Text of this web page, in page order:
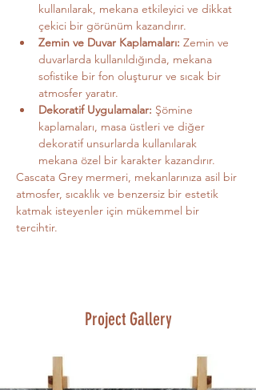
kullanılarak, mekana etkileyici ve dikkat
çekici bir görünüm kazandırır.
Zemin ve Duvar Kaplamaları: Zemin ve
duvarlarda kullanıldığında, mekana
sofistike bir fon oluşturur ve sıcak bir
atmosfer yaratır.
Dekoratif Uygulamalar: Şömine
kaplamaları, masa üstleri ve diğer
dekoratif unsurlarda kullanılarak
mekana özel bir karakter kazandırır.
Cascata Grey mermeri, mekanlarınıza asil bir
atmosfer, sıcaklık ve benzersiz bir estetik
katmak isteyenler için mükemmel bir
tercihtir.
Project Gallery